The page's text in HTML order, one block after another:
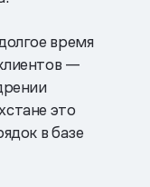
время
—
это
в базе